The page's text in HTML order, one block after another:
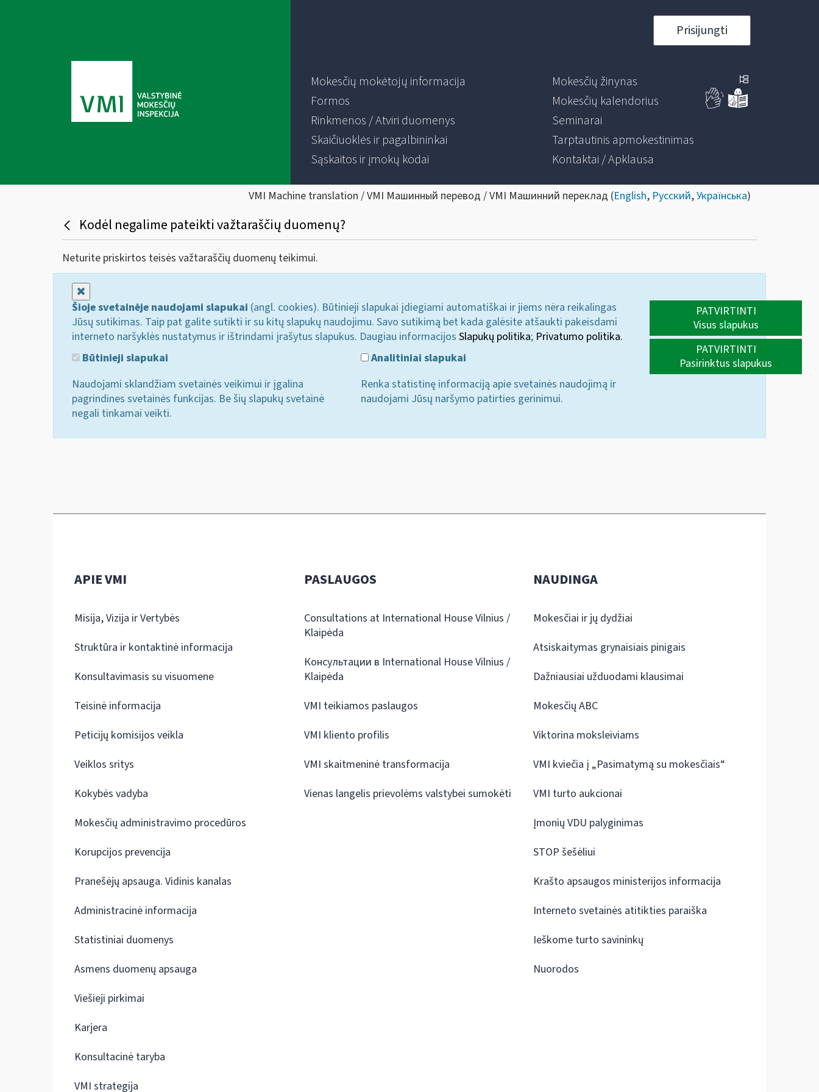
Prisijungti
Mokesčių mokėtojų informacija
Formos
Rinkmenos / Atviri duomenys
Skaičiuoklės ir pagalbininkai
Sąskaitos ir įmokų kodai
Mokesčių žinynas
Mokesčių kalendorius
Seminarai
Tarptautinis apmokestinimas
Kontaktai / Apklausa
VMI Machine translation / VMI Машинный перевод / VMI Машинний переклад (English, Русский,Українська)
Kodėl negalime pateikti važtaraščių duomenų?
Neturite priskirtos teisės važtaraščių duomenų teikimui.
Šioje svetainėje naudojami slapukai (angl. cookies). Būtinieji slapukai įdiegiami automatiškai ir jiems nėra reikalingas
Jūsų sutikimas. Taip pat galite sutikti ir su kitų slapukų naudojimu. Savo sutikimą bet kada galėsite atšaukti pakeisdami
interneto naršyklės nustatymus ir ištrindami įrašytus slapukus. Daugiau informacijos Slapukų politika; Privatumo politika.
Būtinieji slapukai
Naudojami sklandžiam svetainės veikimui ir įgalina
pagrindines svetainės funkcijas. Be šių slapukų svetainė
negali tinkamai veikti.
Analitiniai slapukai
Renka statistinę informaciją apie svetainės naudojimą ir
naudojami Jūsų naršymo patirties gerinimui.
PATVIRTINTI
Visus slapukus
PATVIRTINTI
Pasirinktus slapukus
APIE VMI
Misija, Vizija ir Vertybės
Struktūra ir kontaktinė informacija
Konsultavimasis su visuomene
Teisinė informacija
Peticijų komisijos veikla
Veiklos sritys
Kokybės vadyba
Mokesčių administravimo procedūros
Korupcijos prevencija
Pranešėjų apsauga. Vidinis kanalas
Administracinė informacija
Statistiniai duomenys
Asmens duomenų apsauga
Viešieji pirkimai
Karjera
Konsultacinė taryba
VMI strategija
PASLAUGOS
Consultations at International House Vilnius /
Klaipėda
Консультации в International House Vilnius /
Klaipėda
VMI teikiamos paslaugos
VMI kliento profilis
VMI skaitmeninė transformacija
Vienas langelis prievolėms valstybei sumokėti
NAUDINGA
Mokesčiai ir jų dydžiai
Atsiskaitymas grynaisiais pinigais
Dažniausiai užduodami klausimai
Mokesčių ABC
Viktorina moksleiviams
VMI kviečia į „Pasimatymą su mokesčiais“
VMI turto aukcionai
Įmonių VDU palyginimas
STOP šešėliui
Krašto apsaugos ministerijos informacija
Interneto svetainės atitikties paraiška
Ieškome turto savininkų
Nuorodos